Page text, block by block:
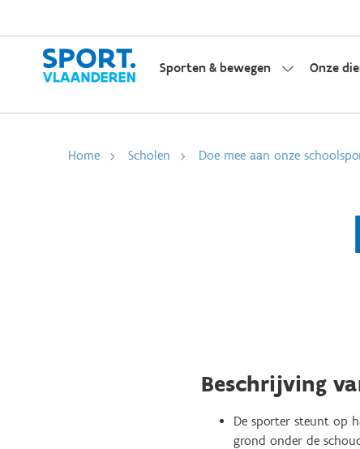
Sporten & bewegen Onze
Home Scholen Doe mee aan onze
Beschrijving
De sporter steunt op
grond onder de